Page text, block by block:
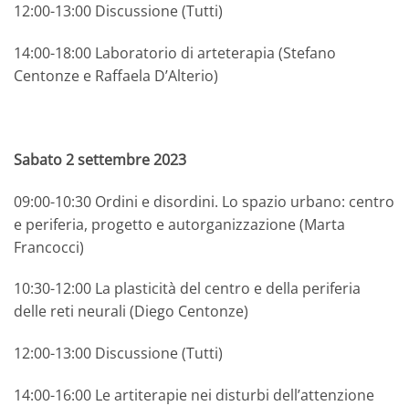
12:00-13:00 Discussione (Tutti)
14:00-18:00 Laboratorio di arteterapia (Stefano
Centonze e Raffaela D’Alterio)
Sabato 2 settembre 2023
09:00-10:30 Ordini e disordini. Lo spazio urbano: centro
e periferia, progetto e autorganizzazione (Marta
Francocci)
10:30-12:00 La plasticità del centro e della periferia
delle reti neurali (Diego Centonze)
12:00-13:00 Discussione (Tutti)
14:00-16:00 Le artiterapie nei disturbi dell’attenzione